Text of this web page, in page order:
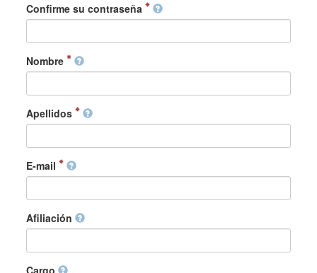
Confirme su contraseña
Nombre
Apellidos
E-mail
Afiliación
Cargo